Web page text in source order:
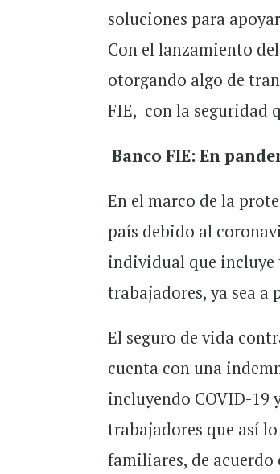
soluciones para
Con el lanzamiento
otorgando algo de
FIE, con la seguridad
Banco FIE: En
En el marco de la
país debido al
individual que incluye
trabajadores, ya sea
El seguro de vida
cuenta con una
incluyendo COVID-19
trabajadores que así
familiares, de